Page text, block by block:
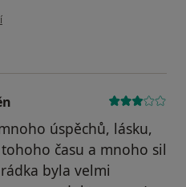
Váš účet byl odstraněn
úspěchů, lásku,
času a mnoho sil
byla velmi